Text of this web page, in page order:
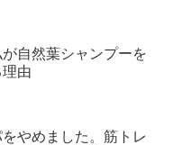
自然葉シャンプーを
由
やめました。筋トレ